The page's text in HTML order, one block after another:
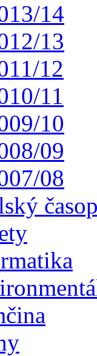
14
13
12
11
10
09
08